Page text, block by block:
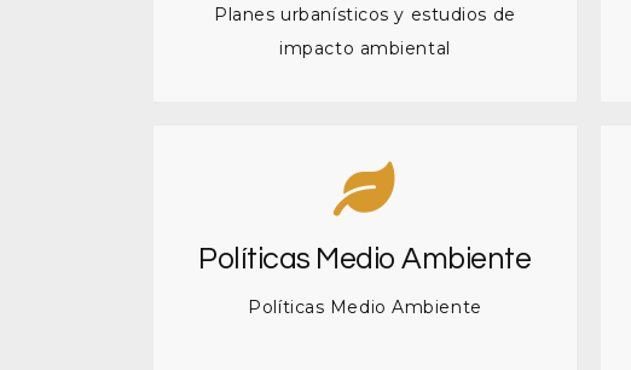
Planes urbanísticos y estudios de
impacto ambiental
Políticas Medio Ambiente
Políticas Medio Ambiente